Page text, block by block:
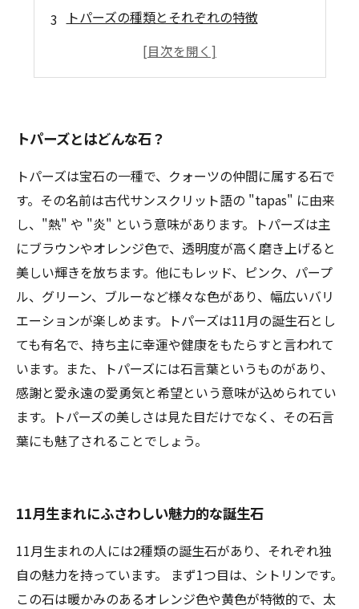
トパーズの種類とそれぞれの特徴
トパーズを身に着けるともたらされる効果
トパーズとはどんな石？
トパーズは宝石の一種で、クォーツの仲間に属する石で
す。その名前は古代サンスクリット語の "tapas" に由来
し、"熱" や "炎" という意味があります。トパーズは主
にブラウンやオレンジ色で、透明度が高く磨き上げると
美しい輝きを放ちます。他にもレッド、ピンク、パープ
ル、グリーン、ブルーなど様々な色があり、幅広いバリ
エーションが楽しめます。トパーズは11月の誕生石とし
ても有名で、持ち主に幸運や健康をもたらすと言われて
います。また、トパーズには石言葉というものがあり、
感謝と愛永遠の愛勇気と希望という意味が込められてい
ます。トパーズの美しさは見た目だけでなく、その石言
葉にも魅了されることでしょう。
11月生まれにふさわしい魅力的な誕生石
11月生まれの人には2種類の誕生石があり、それぞれ独
自の魅力を持っています。 まず1つ目は、シトリンです。
この石は暖かみのあるオレンジ色や黄色が特徴的で、太